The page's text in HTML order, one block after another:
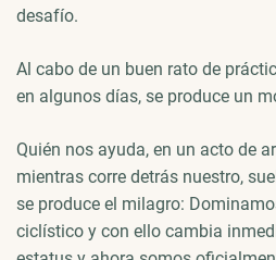
desafío.
Al cabo de un buen rato de
en algunos días, se produce un
Quién nos ayuda, en un acto de
mientras corre detrás nuestro,
se produce el milagro:
ciclístico y con ello cambia